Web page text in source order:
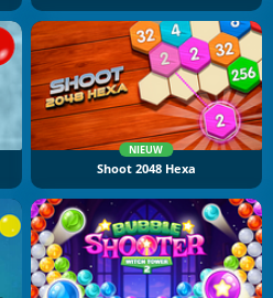
NIEUW
Shoot 2048 Hexa